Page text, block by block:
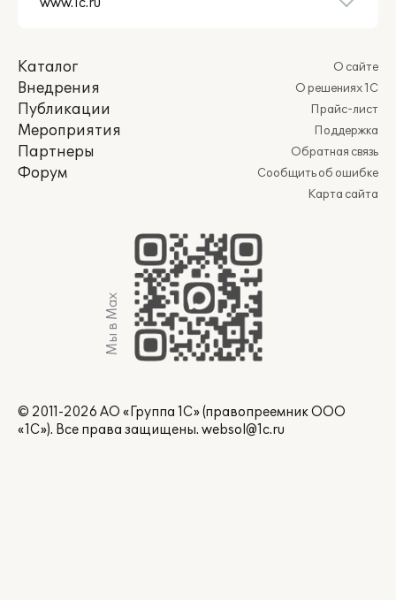
Каталог
Внедрения
Публикации
Мероприятия
Партнеры
Форум
О сайте
О решениях 1С
Прайс-лист
Поддержка
Обратная связь
Сообщить об ошибке
Карта сайта
Мы в Max
© 2011-2026 АО «Группа 1С» (правопреемник ООО
«1С»). Все права защищены. websol@1c.ru